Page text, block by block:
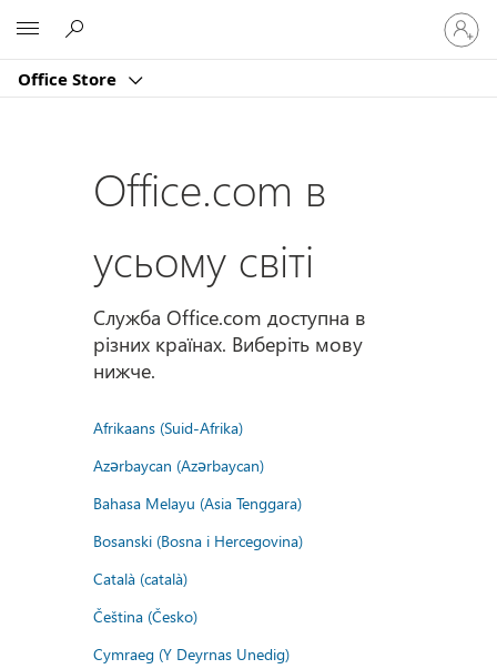
Office Store
свій
запис
Office.com в
усьому світі
Служба Office.com доступна в
різних країнах. Виберіть мову
нижче.
Afrikaans (Suid-Afrika)
Azərbaycan (Azərbaycan)
Bahasa Melayu (Asia Tenggara)
Bosanski (Bosna i Hercegovina)
Català (català)
Čeština (Česko)
Cymraeg (Y Deyrnas Unedig)